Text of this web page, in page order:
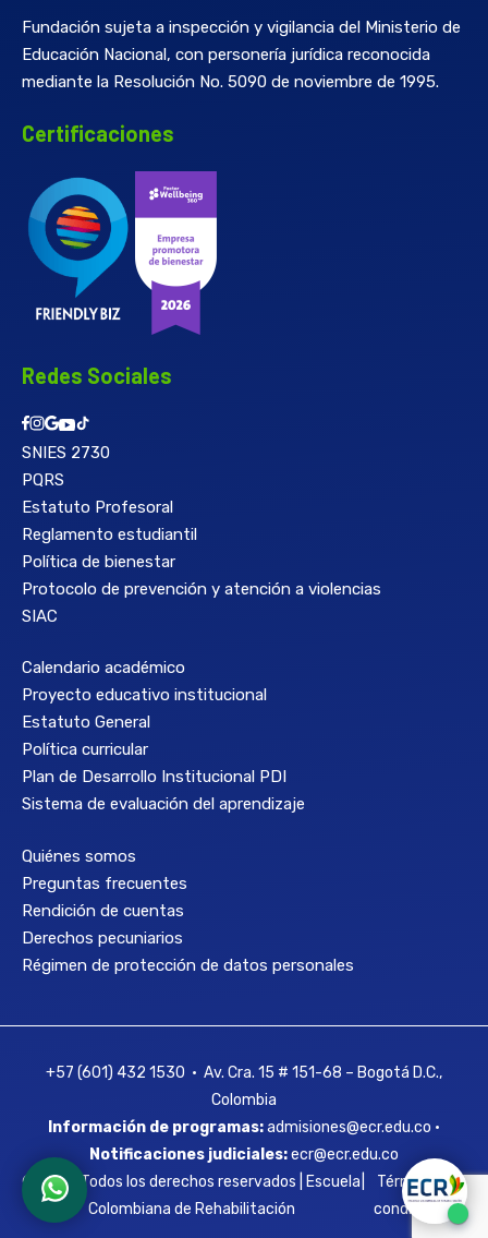
Fundación sujeta a inspección y vigilancia del Ministerio de
Educación Nacional, con personería jurídica reconocida
mediante la Resolución No. 5090 de noviembre de 1995.
Certificaciones
Redes Sociales
SNIES 2730
PQRS
Estatuto Profesoral
Reglamento estudiantil
Política de bienestar
Protocolo de prevención y atención a violencias
SIAC
Calendario académico
Proyecto educativo institucional
Estatuto General
Política curricular
Plan de Desarrollo Institucional PDI
Sistema de evaluación del aprendizaje
Quiénes somos
Preguntas frecuentes
Rendición de cuentas
Derechos pecuniarios
Régimen de protección de datos personales
+57 (601) 432 1530 • Av. Cra. 15 # 151-68 – Bogotá D.C.,
Colombia
Información de programas:admisiones@ecr.edu.co •
Notificaciones judiciales:ecr@ecr.edu.co
© 2026 Todos los derechos reservados | Escuela
Colombiana de Rehabilitación
Términos y
condiciones